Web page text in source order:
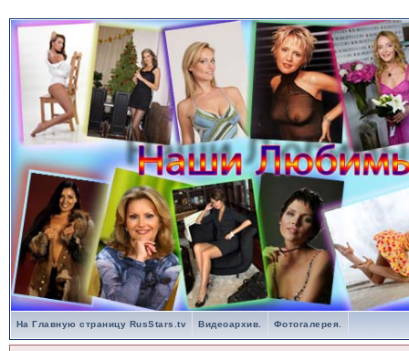
На Главную страницу RusStars.tv Видеоархив. Фотогалерея.